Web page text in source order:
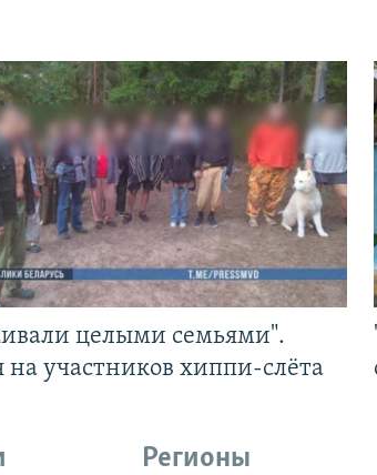
целыми семьями".
на участников хиппи-слёта
Регионы